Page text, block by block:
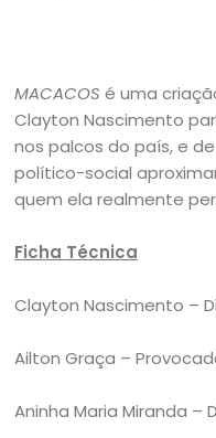
MACACOS é uma
Clayton Nascimento
nos palcos do país, e
político-social
quem ela realmente
Ficha Técnica
Clayton Nascimento –
Ailton Graça –
Aninha Maria Miranda –